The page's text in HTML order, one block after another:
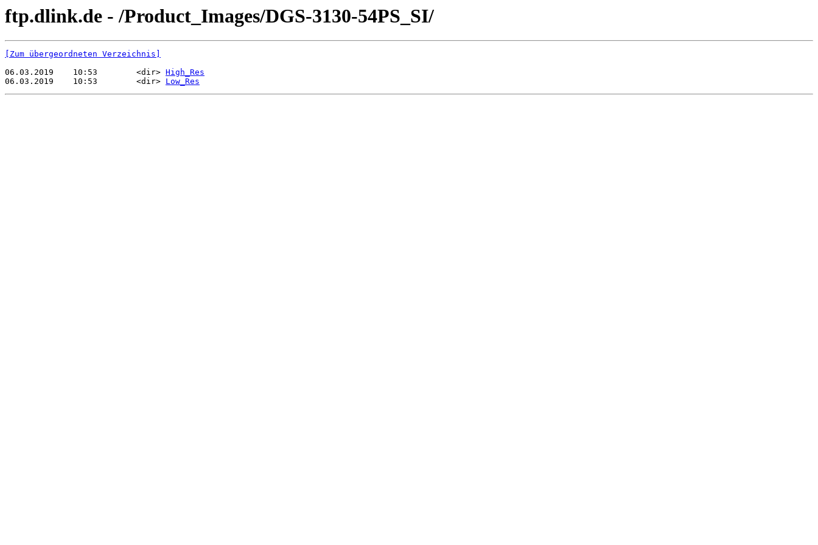
ftp.dlink.de - /Product_Images/DGS-3130-54PS_SI/
[Zum übergeordneten Verzeichnis]
06.03.2019    10:53        <dir> High_Res
06.03.2019    10:53        <dir> Low_Res